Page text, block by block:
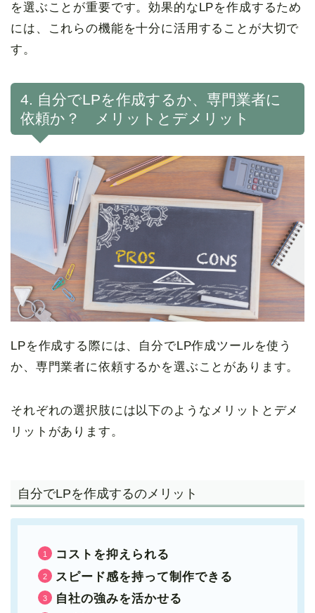
を選ぶことが重要です。効果的なLPを作成するため
には、これらの機能を十分に活用することが大切で
す。
4. 自分でLPを作成するか、専門業者に
依頼か？ メリットとデメリット
LPを作成する際には、自分でLP作成ツールを使う
か、専門業者に依頼するかを選ぶことがあります。
それぞれの選択肢には以下のようなメリットとデメ
リットがあります。
自分でLPを作成するのメリット
コストを抑えられる
スピード感を持って制作できる
自社の強みを活かせる